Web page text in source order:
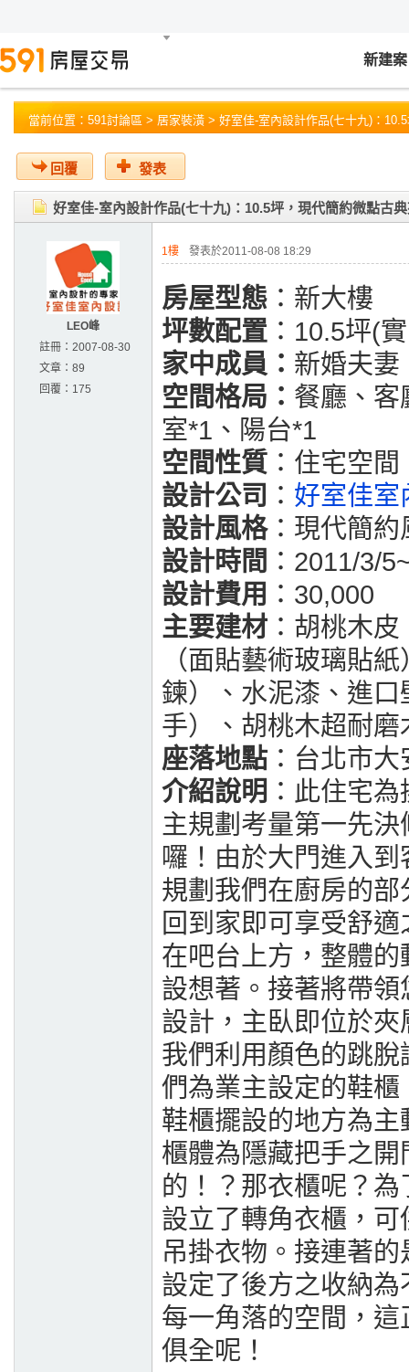
新建案
當前位置： 591討論區 > 居家裝潢 > 好室佳-室內設計作品(七十九)：
回覆 發表
好室佳-室內設計作品(七十九)：10.5坪，現代簡約微點古
LEO峰
註冊： 2007-08-30
文章： 89
回覆： 175
1樓 發表於2011-08-08 18:29
房屋型態 ：新大樓
坪數配置 ：10.5坪(
家中成員： 新婚夫妻
空間格局： 餐廳、客
室*1、陽台*1
空間性質 ：住宅空間
設計公司 ： 好室佳室
設計風格：現代簡約
設計時間 ：2011/3/
設計費用 ：30,000
主要建材 ：胡桃木
（面貼藝術玻璃貼
鍊）、水泥漆、進
手）、胡桃木超耐
座落地點 ：台北市
介紹說明 ：此住宅
主規劃考量第一先
囉！由於大門進入
規劃我們在廚房的
回到家即可享受舒
在吧台上方，整體
設想著。接著將帶
設計，主臥即位於
我們利用顏色的跳
們為業主設定的鞋
鞋櫃擺設的地方為
櫃體為隱藏把手之
的！？那衣櫃呢？
設立了轉角衣櫃，
吊掛衣物。接連著
設定了後方之收納
每一角落的空間，
俱全呢！